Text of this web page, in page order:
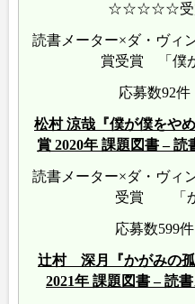
☆☆☆☆☆受
読書メーター×ダ・ヴィ
賞受賞 「僕
応募数92
松村 涼哉『僕が僕をや
賞 2020年 課題図書 – 読
読書メーター×ダ・ヴィ
受賞 「か
応募数599
辻村 深月『かがみの
2021年 課題図書 – 読